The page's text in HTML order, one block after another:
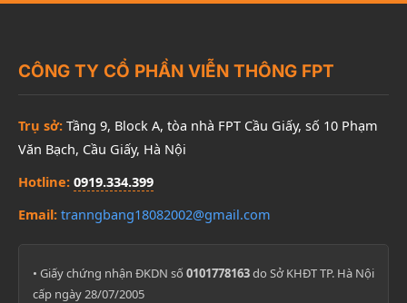
CÔNG TY CỔ PHẦN VIỄN THÔNG FPT
Trụ sở: Tầng 9, Block A, tòa nhà FPT Cầu Giấy, số 10 Phạm
Văn Bạch, Cầu Giấy, Hà Nội
Hotline: 0919.334.399
Email: tranngbang18082002@gmail.com
• Giấy chứng nhận ĐKDN số 0101778163do Sở KHĐT TP. Hà Nội
cấp ngày 28/07/2005